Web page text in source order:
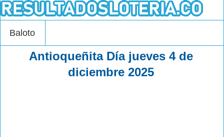
Baloto
Antioqueñita Día jueves 4 de
diciembre 2025